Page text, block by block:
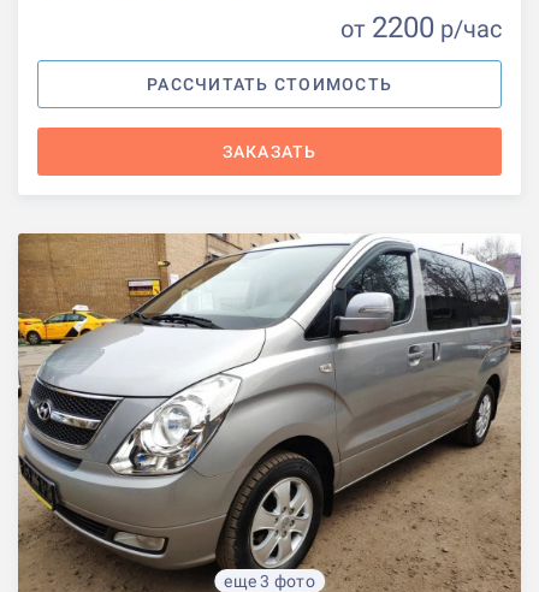
от 2200 р/час
РАССЧИТАТЬ СТОИМОСТЬ
ЗАКАЗАТЬ
еще 3 фото